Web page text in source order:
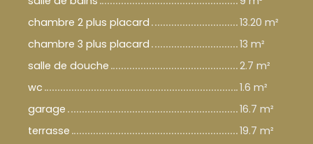
chambre 2 plus placard
13.20 m²
chambre 3 plus placard
13 m²
salle de douche
2.7 m²
wc
1.6 m²
garage
16.7 m²
terrasse
19.7 m²